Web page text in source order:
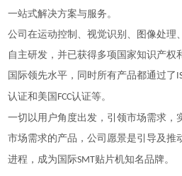
一站式解决方案与服务。
公司在运动控制、视觉识别、图像处理
自主研发，并已获得多项国家知识产权
国际领先水平，同时所有产品都通过了
认证和美国 FCC认证等。
一切以用户角度出发，引领市场需求，
市场需求的产品，公司愿景是引导及推
进程，成为国际SMT贴片机知名品牌。